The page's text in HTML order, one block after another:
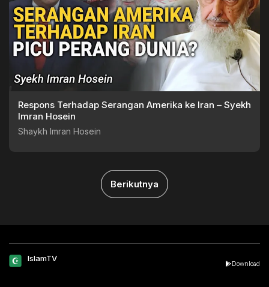
Respons Terhadap Serangan Amerika ke Iran – Syekh
Imran Hosein
Shaykh Imran Hosein
Berikutnya
IslamTV
Download